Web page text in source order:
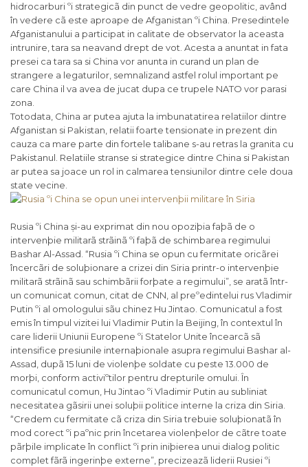
hidrocarburi ºi strategicã din punct de vedre geopolitic, având
în vedere cã este aproape de Afganistan ºi China. Presedintele
Afganistanului a participat in calitate de observator la aceasta
intrunire, tara sa neavand drept de vot. Acesta a anuntat in fata
presei ca tara sa si China vor anunta in curand un plan de
strangere a legaturilor, semnalizand astfel rolul important pe
care China il va avea de jucat dupa ce trupele NATO vor parasi
zona.
Totodata, China ar putea ajuta la imbunatatirea relatiilor dintre
Afganistan si Pakistan, relatii foarte tensionate in prezent din
cauza ca mare parte din fortele talibane s-au retras la granita cu
Pakistanul. Relatiile stranse si strategice dintre China si Pakistan
ar putea sa joace un rol in calmarea tensiunilor dintre cele doua
state vecine.
Rusia ºi China și-au exprimat din nou opoziþia faþã de o
intervenþie militarã strãinã ºi faþã de schimbarea regimului
Bashar Al-Assad. “Rusia ºi China se opun cu fermitate oricãrei
încercãri de soluþionare a crizei din Siria printr-o intervenþie
militarã strãinã sau schimbãrii forþate a regimului”, se aratã într-
un comunicat comun, citat de CNN, al preºedintelui rus Vladimir
Putin ºi al omologului sãu chinez Hu Jintao. Comunicatul a fost
emis în timpul vizitei lui Vladimir Putin la Beijing, în contextul în
care liderii Uniunii Europene ºi Statelor Unite încearcã sã
intensifice presiunile internaþionale asupra regimului Bashar al-
Assad, dupã 15 luni de violenþe soldate cu peste 13.000 de
morþi, conform activiºtilor pentru drepturile omului. În
comunicatul comun, Hu Jintao ºi Vladimir Putin au subliniat
necesitatea gãsirii unei soluþii politice interne la criza din Siria.
“Credem cu fermitate cã criza din Siria trebuie soluþionatã în
mod corect ºi paºnic prin încetarea violenþelor de cãtre toate
pãrþile implicate în conflict ºi prin iniþierea unui dialog politic
complet fãrã ingerinþe externe”, precizeazã liderii Rusiei ºi